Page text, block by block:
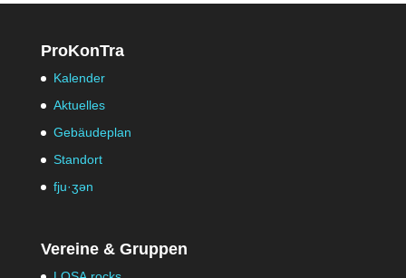
ProKonTra
Kalender
Aktuelles
Gebäudeplan
Standort
fju·ʒən
Vereine & Gruppen